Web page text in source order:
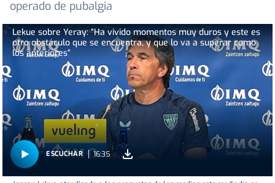
operado de pubalgia
Lekue sobre Yeray: “Ha vivido momentos muy duros y este es
otro obstáculo que se encuentra, y que lo va a superar como
los anteriores”
ESCUCHAR 16:35